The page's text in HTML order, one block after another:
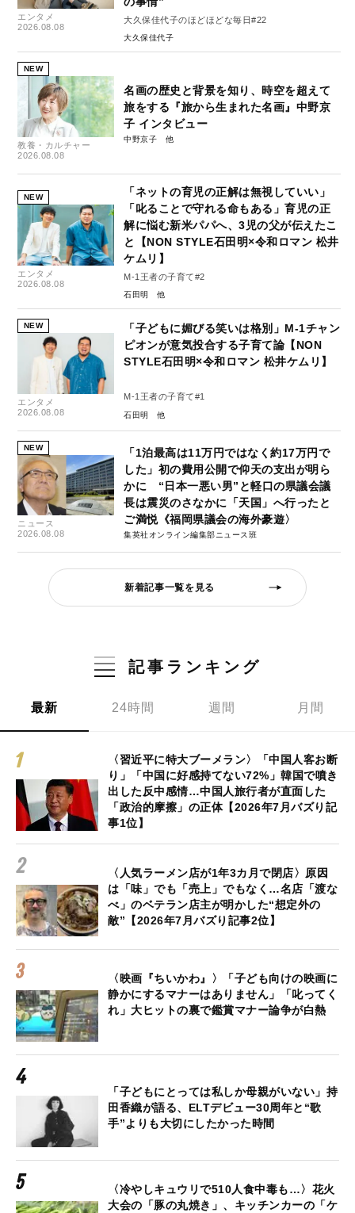
エンタメ
2026.08.08
大久保佳代子のほどほどな毎日#22
大久保佳代子
NEW
教養・カルチャー
2026.08.08
名画の歴史と背景を知り、時空を超えて
旅をする『旅から生まれた名画』中野京
子 インタビュー
中野京子
NEW
エンタメ
2026.08.08
「ネットの育児の正解は無視していい」
「叱ることで守れる命もある」育児の正
解に悩む新米パパへ、3児の父が伝えたこ
と【NON STYLE石田明×令和ロマン 松井
ケムリ】
M-1王者の子育て#2
石田明
NEW
エンタメ
2026.08.08
「子どもに媚びる笑いは格別」M-1チャン
ピオンが意気投合する子育て論【NON
STYLE石田明×令和ロマン 松井ケムリ】
M-1王者の子育て#1
石田明
NEW
ニュース
2026.08.08
「1泊最高は11万円ではなく約17万円で
した」初の費用公開で仰天の支出が明ら
かに “日本一悪い男”と軽口の県議会議
長は震災のさなかに「天国」へ行ったと
ご満悦《福岡県議会の海外豪遊〉
集英社オンライン編集部ニュース班
新着記事一覧を見る
記事ランキング
最新 24時間 週間 月間
〈習近平に特大ブーメラン〉「中国人客お断
り」「中国に好感持てない72%」韓国で噴き
出した反中感情…中国人旅行者が直面した
「政治的摩擦」の正体【2026年7月バズり記
事1位】
〈人気ラーメン店が1年3カ月で閉店〉原因
は「味」でも「売上」でもなく…名店「渡な
べ」のベテラン店主が明かした“想定外の
敵”【2026年7月バズり記事2位】
〈映画『ちいかわ』〉「子ども向けの映画に
静かにするマナーはありません」「叱ってく
れ」大ヒットの裏で鑑賞マナー論争が白熱
「子どもにとっては私しか母親がいない」持
田香織が語る、ELTデビュー30周年と“歌
手”よりも大切にしたかった時間
〈冷やしキュウリで510人食中毒も…〉花火
大会の「豚の丸焼き」、キッチンカーの「ケ